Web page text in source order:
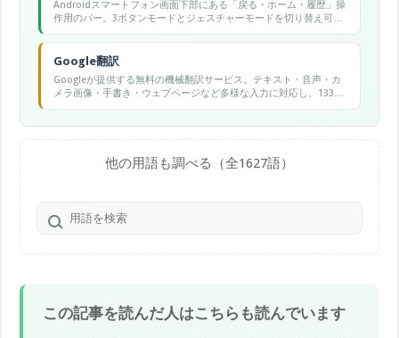
Androidスマートフォン画面下部にある「戻る・ホーム・履歴」操
作用のバー。3ボタンモードとジェスチャーモードを切り替え可能
です。
Google翻訳
Googleが提供する無料の機械翻訳サービス。テキスト・音声・カ
メラ画像・手書き・ウェブページなど多様な入力に対応し、133言
語以上の翻訳が可能です。
他の用語も調べる（全1627語）
この記事を読んだ人はこちらも読んでいます